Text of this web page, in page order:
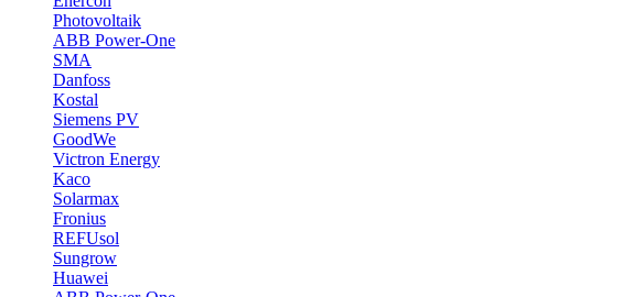
Photovoltaik
ABB Power-One
SMA
Danfoss
Kostal
Siemens PV
GoodWe
Victron Energy
Kaco
Solarmax
Fronius
REFUsol
Sungrow
Huawei